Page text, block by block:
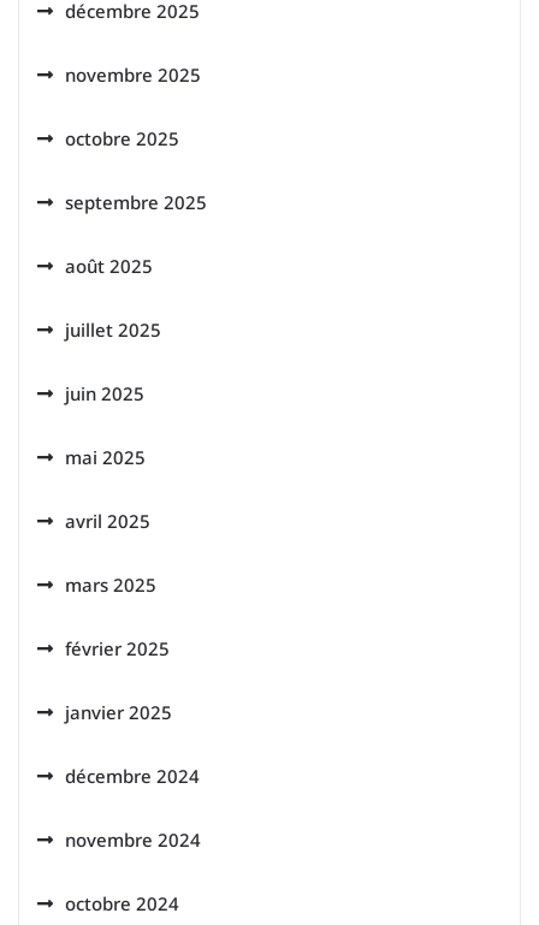
décembre 2025
novembre 2025
octobre 2025
septembre 2025
août 2025
juillet 2025
juin 2025
mai 2025
avril 2025
mars 2025
février 2025
janvier 2025
décembre 2024
novembre 2024
octobre 2024